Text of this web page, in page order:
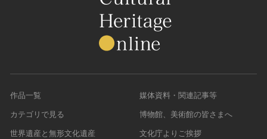
作品一覧
カテゴリで見る
世界遺産と無形文化遺産
媒体資料・関連記事等
博物館、美術館の皆さまへ
文化庁よりご挨拶